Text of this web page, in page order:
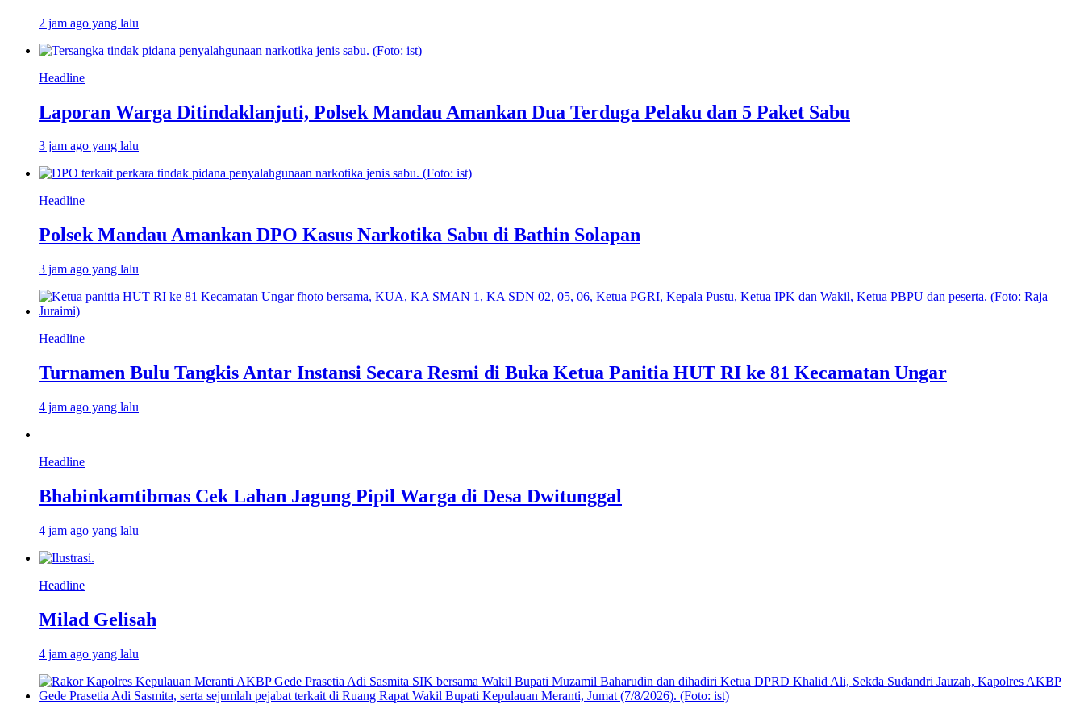
2 jam ago yang lalu
Headline
Laporan Warga Ditindaklanjuti, Polsek Mandau Amankan Dua Terduga Pelaku dan 5 Paket Sabu
3 jam ago yang lalu
Headline
Polsek Mandau Amankan DPO Kasus Narkotika Sabu di Bathin Solapan
3 jam ago yang lalu
Headline
Turnamen Bulu Tangkis Antar Instansi Secara Resmi di Buka Ketua Panitia HUT RI ke 81 Kecamatan Ungar
4 jam ago yang lalu
Headline
Bhabinkamtibmas Cek Lahan Jagung Pipil Warga di Desa Dwitunggal
4 jam ago yang lalu
Headline
Milad Gelisah
4 jam ago yang lalu